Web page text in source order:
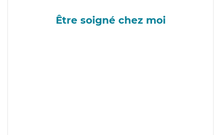
Être soigné chez moi